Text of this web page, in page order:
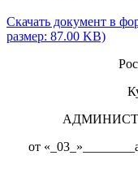
Скачать документ в
размер: 87.00 KB)
от